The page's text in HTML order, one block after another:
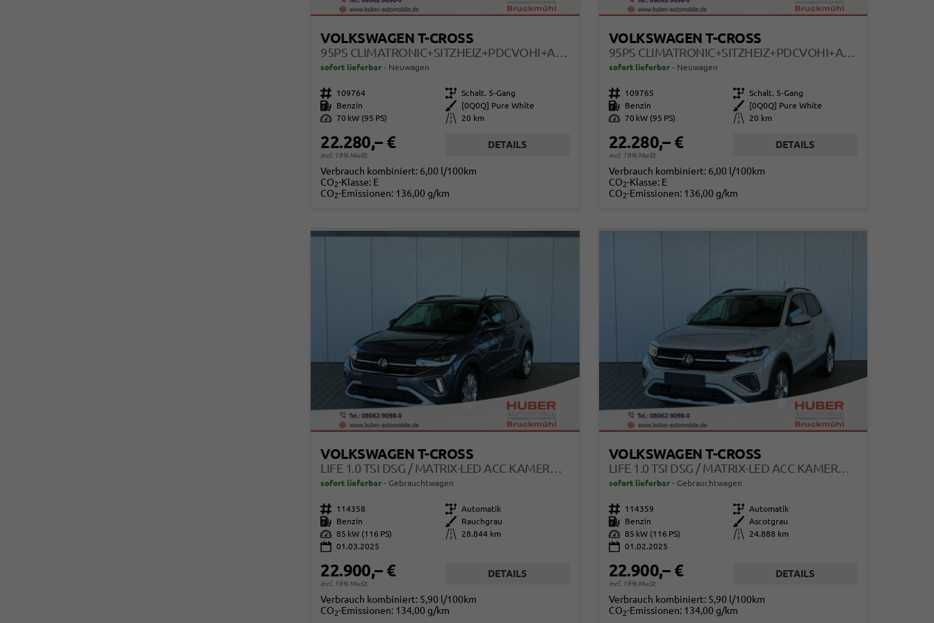
VOLKSWAGEN T-CROSS
sofort lieferbar Neuwagen
Fahrzeugnr. 109764 Getriebe Schalt. 5-Gang
Kraftstoff
Benzin Außenfarbe
[0Q0Q] Pure White
Leistung 70 kW (95 PS) Kilometerstand 20 km
22.280,– €
incl. 19% MwSt.
DETAILS
Verbrauch kombiniert: 6,00 l/100km
CO2-Klasse: E
CO2-Emissionen: 136,00 g/km
VOLKSWAGEN T-CROSS
sofort lieferbar Neuwagen
Fahrzeugnr. 109765 Getriebe Schalt. 5-Gang
Kraftstoff
Benzin Außenfarbe
[0Q0Q] Pure White
Leistung 70 kW (95 PS) Kilometerstand 20 km
22.280,– €
incl. 19% MwSt.
DETAILS
Verbrauch kombiniert: 6,00 l/100km
CO2-Klasse: E
CO2-Emissionen: 136,00 g/km
VOLKSWAGEN T-CROSS
LIFE 1.0 TSI DSG / MATRIX-LED ACC KAMERA SHZ VORNE APPLE CARPLAY ALU 17'' WINTERREIFEN
sofort lieferbar Gebrauchtwagen
Fahrzeugnr. 114358 Getriebe Automatik
Kraftstoff
Benzin Außenfarbe
Rauchgrau
Leistung 85 kW (116 PS) Kilometerstand
28.844 km
01.03.2025
22.900,– €
incl. 19% MwSt.
DETAILS
Verbrauch kombiniert: 5,90 l/100km
CO2-Emissionen: 134,00 g/km
VOLKSWAGEN T-CROSS
LIFE 1.0 TSI DSG / MATRIX-LED ACC KAMERA SHZ VORNE APPLE CARPLAY ALU 17'' WINTERREIFEN
sofort lieferbar Gebrauchtwagen
Fahrzeugnr. 114359 Getriebe Automatik
Kraftstoff
Benzin Außenfarbe
Ascotgrau
Leistung 85 kW (116 PS) Kilometerstand
24.888 km
01.02.2025
22.900,– €
incl. 19% MwSt.
DETAILS
Verbrauch kombiniert: 5,90 l/100km
CO2-Emissionen: 134,00 g/km